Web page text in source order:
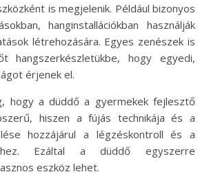
is megjelenik. Például bizonyos
hanginstallációkban használják
létrehozására. Egyes zenészek is
hangszerkészletükbe, hogy egyedi,
érjenek el.
hogy a düddő a gyermekek fejlesztő
hiszen a fújás technikája és a
hozzájárul a légzéskontroll és a
Ezáltal a düddő egyszerre
eszköz lehet.